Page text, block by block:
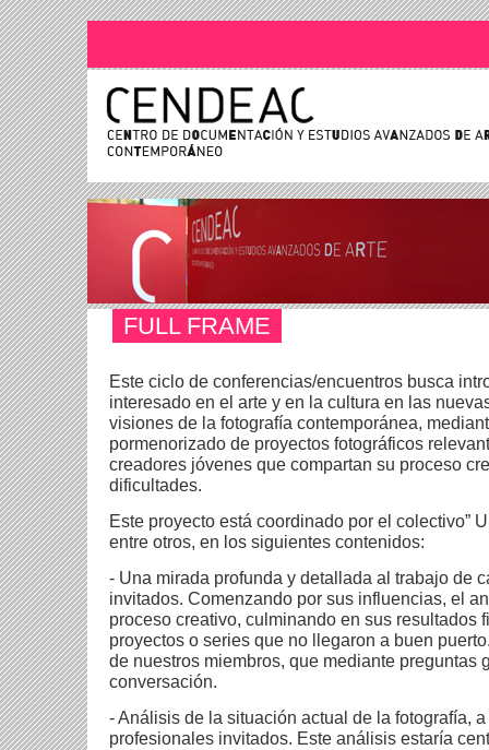
FULL FRAME
Este ciclo de conferencias/encuentros busca
interesado en el arte y en la cultura en las
visiones de la fotografía contemporánea,
pormenorizado de proyectos fotográficos
creadores jóvenes que compartan su proceso
dificultades.
Este proyecto está coordinado por el colectivo”
entre otros, en los siguientes contenidos:
- Una mirada profunda y detallada al trabajo de
invitados. Comenzando por sus influencias, el
proceso creativo, culminando en sus resultados
proyectos o series que no llegaron a buen
de nuestros miembros, que mediante preguntas
conversación.
- Análisis de la situación actual de la fotografía,
profesionales invitados. Este análisis estaría